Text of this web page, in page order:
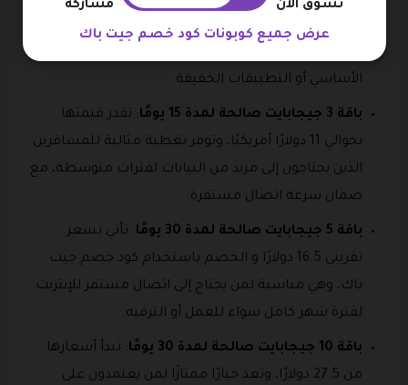
jetpac global، وهي مناسبة للمستخدمين الذين يحتاجون
الأساسي أو التطبيقات الخفيفة.
باقة 3 جيجابايت صالحة لمدة 15 يومًا
: تقدر قيمتها
بحوالي 11 دولارًا أمريكيًا، وتوفر تغطية مثالية للمسافرين
الذين يحتاجون إلى مزيد من البيانات لفترات متوسطة، مع
ضمان سرعة اتصال مستقرة.
باقة 5 جيجابايت صالحة لمدة 30 يومًا
: تأتي بسعر
تقريبي 16.5 دولارًا و الخصم باستخدام كود خصم جيت
باك، وهي مناسبة لمن يحتاج إلى اتصال مستمر للإنترنت
لفترة شهر كامل سواء للعمل أو الترفيه.
باقة 10 جيجابايت صالحة لمدة 30 يومًا
: تبدأ أسعارها
من 27.5 دولارًا، وتعد خيارًا ممتازًا لمن يعتمدون على
تسوق الآن مشاركة
عرض جميع كوبونات كود خصم جيت باك